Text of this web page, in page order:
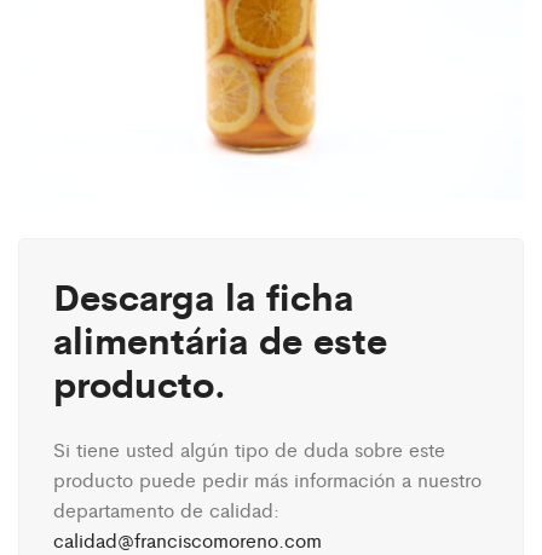
Descarga la ficha
alimentária de este
producto.
Si tiene usted algún tipo de duda sobre este
producto puede pedir más información a nuestro
departamento de calidad:
calidad@franciscomoreno.com